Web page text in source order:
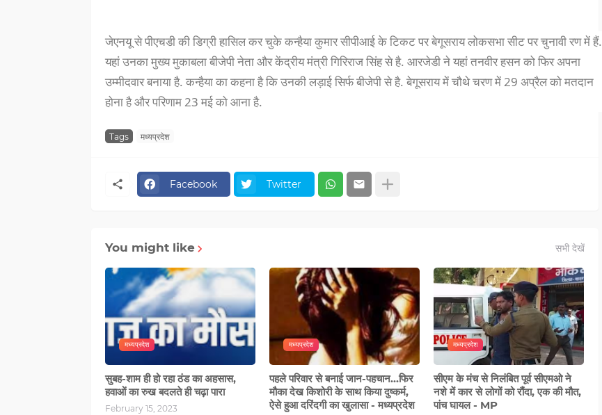
जेएनयू से पीएचडी की डिग्री हासिल कर चुके कन्हैया कुमार सीपीआई के टिकट पर बेगूसराय लोकसभा सीट पर चुनावी रण में हैं.
यहां उनका मुख्य मुकाबला बीजेपी नेता और केंद्रीय मंत्री गिरिराज सिंह से है. आरजेडी ने यहां तनवीर हसन को फिर अपना
उम्मीदवार बनाया है. कन्हैया का कहना है कि उनकी लड़ाई सिर्फ बीजेपी से है. बेगूसराय में चौथे चरण में 29 अप्रैल को मतदान
होना है और परिणाम 23 मई को आना है.
Tags मध्यप्रदेश
Facebook Twitter
You might like सभी देखें
मध्यप्रदेश
सुबह-शाम ही हो रहा ठंड का अहसास,
हवाओं का रुख बदलते ही चढ़ा पारा
February 15, 2023
मध्यप्रदेश
पहले परिवार से बनाई जान-पहचान...फिर
मौका देख किशोरी के साथ किया दुष्कर्म,
ऐसे हुआ दरिंदगी का खुलासा - मध्यप्रदेश
मध्यप्रदेश
सीएम के मंच से निलंबित पूर्व सीएमओ ने
नशे में कार से लोगों को रौंदा, एक की मौत,
पांच घायल - MP